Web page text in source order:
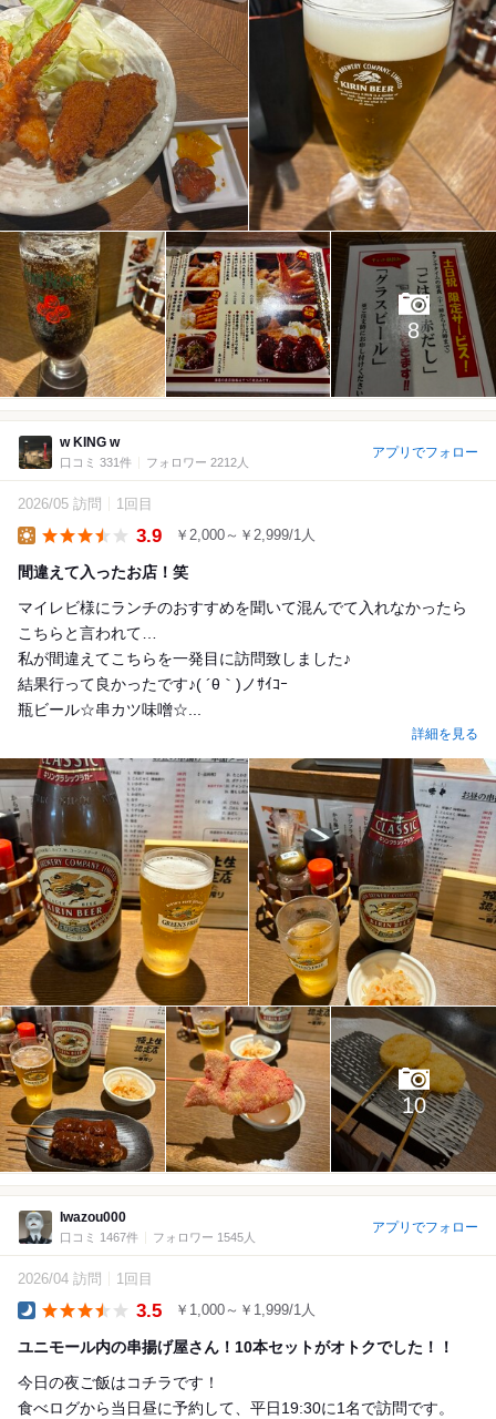
8
w KING w
口コミ 331件 フォロワー 2212人
アプリでフォロー
2026/05 訪問 1回目
3.9 ￥2,000～￥2,999/1人
間違えて入ったお店！笑
マイレビ様にランチのおすすめを聞いて混んでて入れなかったら
こちらと言われて…
私が間違えてこちらを一発目に訪問致しました♪
結果行って良かったです♪( ´θ｀)ノｻｲｺｰ
瓶ビール☆串カツ味噌☆...
詳細を見る
10
Iwazou000
口コミ 1467件 フォロワー 1545人
アプリでフォロー
2026/04 訪問 1回目
3.5 ￥1,000～￥1,999/1人
ユニモール内の串揚げ屋さん！10本セットがオトクでした！！
今日の夜ご飯はコチラです！
食べログから当日昼に予約して、平日19:30に1名で訪問です。